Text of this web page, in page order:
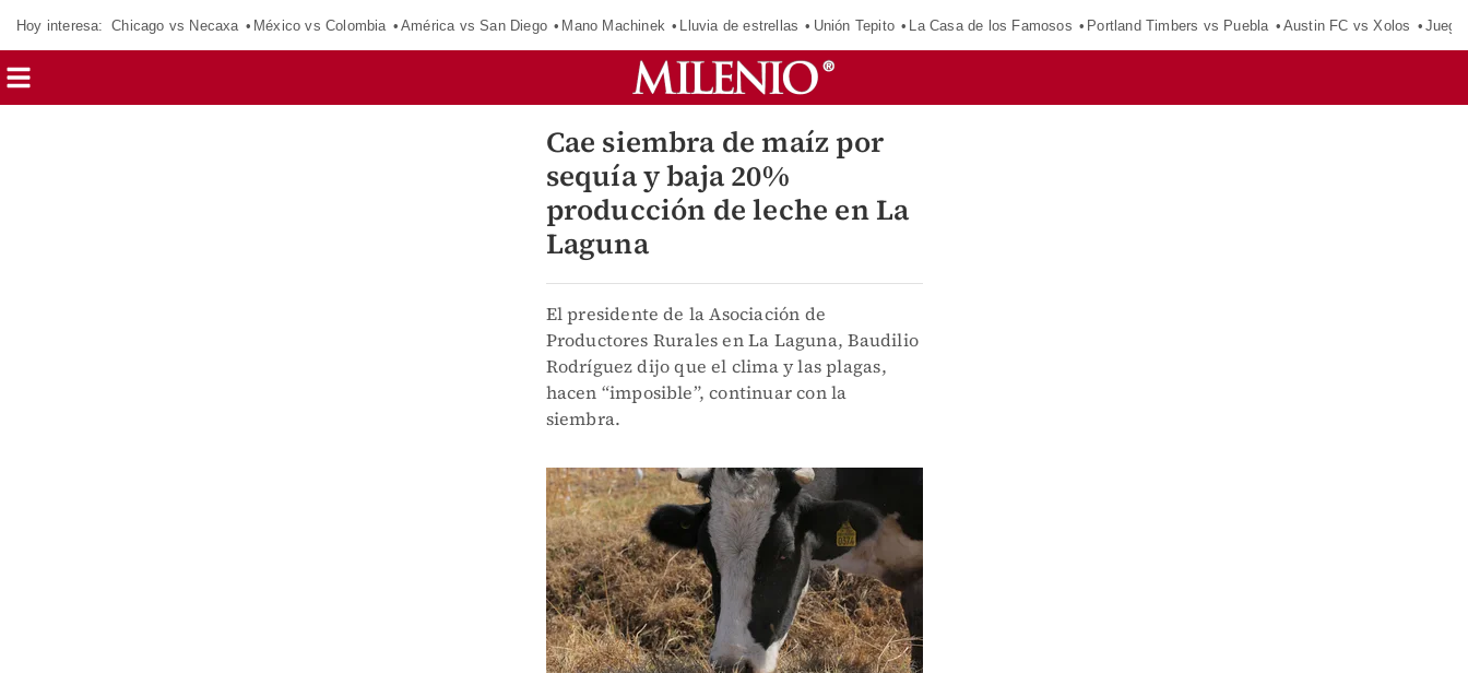
Hoy interesa: Chicago vs Necaxa México vs Colombia América vs San Diego Mano Machinek Lluvia de estrellas Unión Tepito La Casa de los Famosos Portland Timbers vs Puebla Austin FC vs Xolos
Cae siembra de maíz por
sequía y baja 20%
producción de leche en La
Laguna
El presidente de la Asociación de
Productores Rurales en La Laguna, Baudilio
Rodríguez dijo que el clima y las plagas,
hacen “imposible”, continuar con la
siembra.